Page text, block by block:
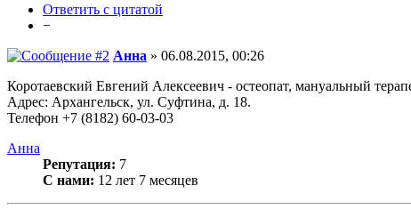
Ответить с цитатой
−
Анна » 06.08.2015, 00:26
Коротаевский Евгений Алексеевич - остеопат, мануальный
Адрес: Архангельск, ул. Суфтина, д. 18.
Телефон +7 (8182) 60-03-03
Анна
Репутация: 7
С нами: 12 лет 7 месяцев